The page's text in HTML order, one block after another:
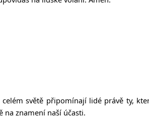
světě připomínají lidé právě ty,
na znamení naší účasti.